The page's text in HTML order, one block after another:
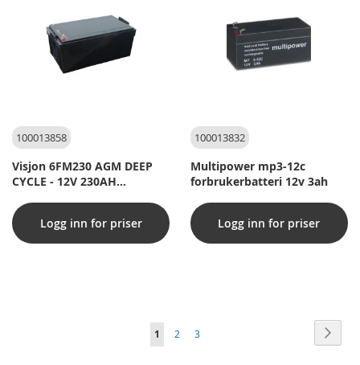
100013858
Visjon 6FM230 AGM DEEP
CYCLE - 12V 230AH
Logg inn for priser
100013832
Multipower mp3-12c
forbrukerbatteri 12v 3ah
Logg inn for priser
You're
1 Side
2 Side
3